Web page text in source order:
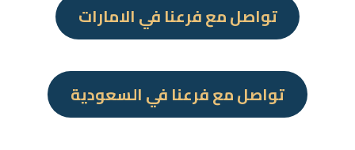
تواصل مع فرعنا في الامارات
تواصل مع فرعنا في السعودية